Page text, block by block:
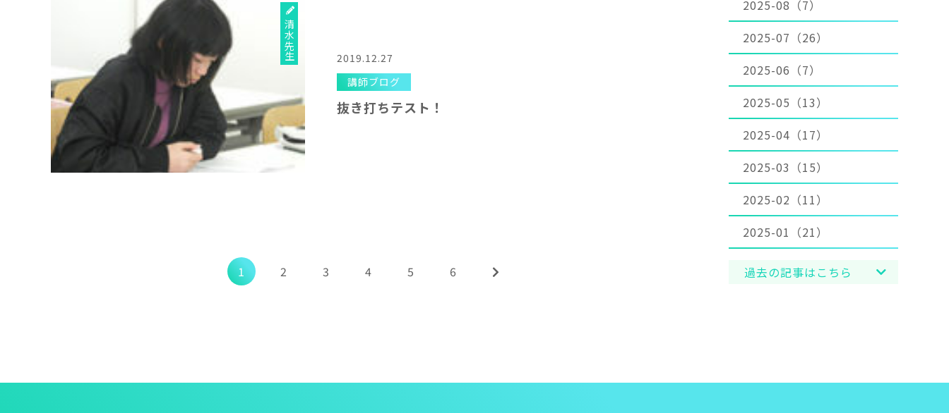
清水先生
2019.12.27
講師ブログ
抜き打ちテスト！
1 2 3 4 5 6
2025-08（7）
2025-07（26）
2025-06（7）
2025-05（13）
2025-04（17）
2025-03（15）
2025-02（11）
2025-01（21）
過去の記事はこちら